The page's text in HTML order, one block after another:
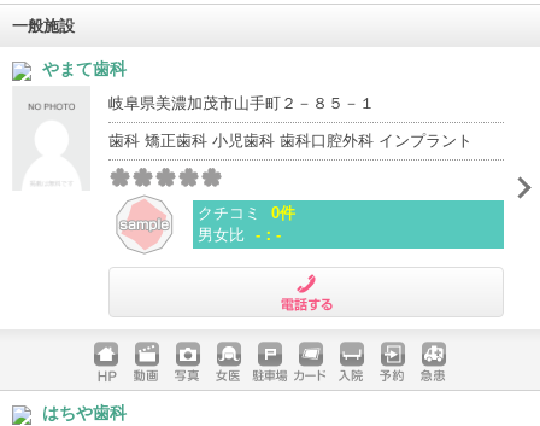
一般施設
やまて歯科
岐阜県美濃加茂市山手町２－８５－１
歯科 矯正歯科 小児歯科 歯科口腔外科 インプラント
クチコミ
0件
男女比 -：-
ホームペ
ージ
動画 写真 女医 駐車場
クレジッ
入院 予約 急患
はちや歯科